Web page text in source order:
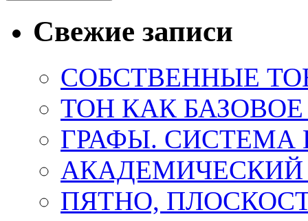
Свежие записи
СОБСТВЕННЫЕ
ТОН КАК
ГРАФЫ. СИСТЕМА
ПЯТНО,